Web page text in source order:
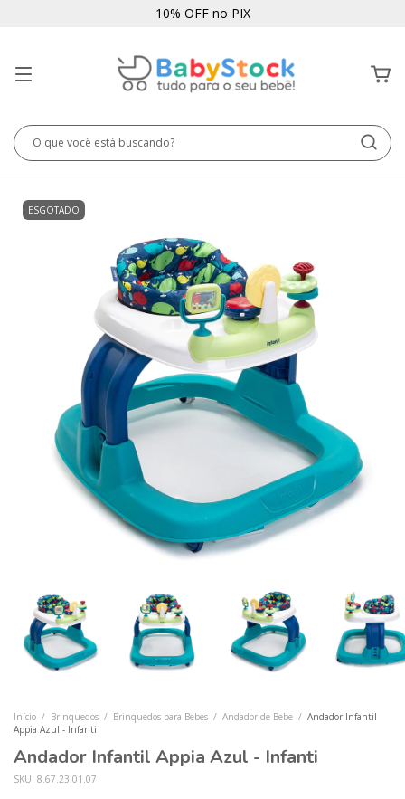
10% OFF no PIX
ESGOTADO
Início / Brinquedos / Brinquedos para Bebes / Andador de Bebe / Andador Infantil
Appia Azul - Infanti
Andador Infantil Appia Azul - Infanti
SKU: 8.67.23.01.07